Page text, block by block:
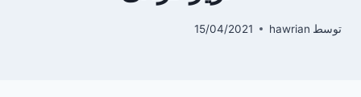
توسط hawrian
15/04/2021